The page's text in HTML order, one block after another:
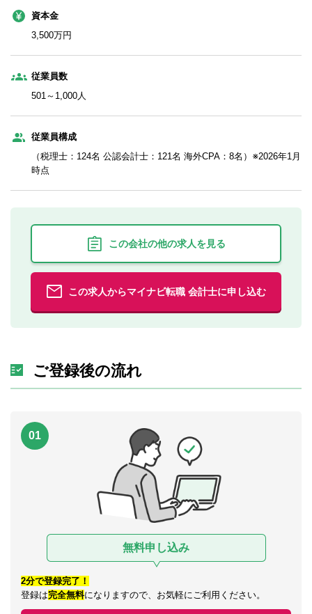
資本金
3,500万円
従業員数
501～1,000人
従業員構成
（税理士：124名 公認会計士：121名 海外CPA：8名）※2026年1月
時点
この会社の他の求人を見る
この求人からマイナビ転職 会計士に申し込む
ご登録後の流れ
01
無料申し込み
2分で登録完了！
登録は完全無料になりますので、お気軽にご利用ください。